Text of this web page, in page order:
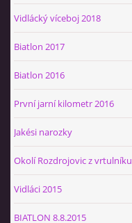
Vidlácký víceboj 2018
Biatlon 2017
Biatlon 2016
První jarní kilometr 2016
Jakési narozky
Okolí Rozdrojovic z vrtulníku
Vidláci 2015
BIATLON 8.8.2015